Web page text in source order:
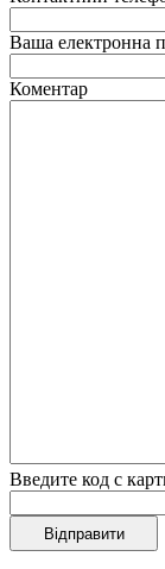
Ваша електронна
Коментар
Введите код с